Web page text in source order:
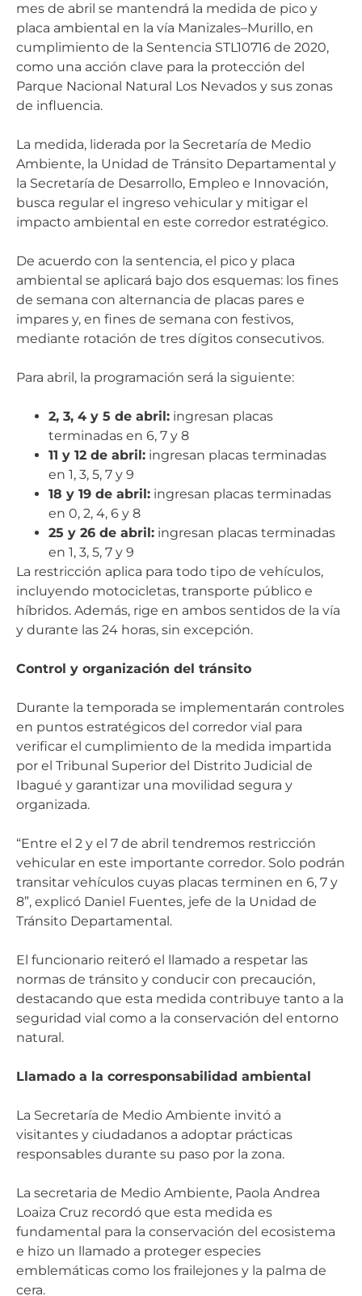
mes de abril se mantendrá la medida de pico y
placa ambiental en la vía Manizales–Murillo, en
cumplimiento de la Sentencia STL10716 de 2020,
como una acción clave para la protección del
Parque Nacional Natural Los Nevados y sus zonas
de influencia.
La medida, liderada por la Secretaría de Medio
Ambiente, la Unidad de Tránsito Departamental y
la Secretaría de Desarrollo, Empleo e Innovación,
busca regular el ingreso vehicular y mitigar el
impacto ambiental en este corredor estratégico.
De acuerdo con la sentencia, el pico y placa
ambiental se aplicará bajo dos esquemas: los fines
de semana con alternancia de placas pares e
impares y, en fines de semana con festivos,
mediante rotación de tres dígitos consecutivos.
Para abril, la programación será la siguiente:
2, 3, 4 y 5 de abril: ingresan placas
terminadas en 6, 7 y 8
11 y 12 de abril: ingresan placas terminadas
en 1, 3, 5, 7 y 9
18 y 19 de abril: ingresan placas terminadas
en 0, 2, 4, 6 y 8
25 y 26 de abril: ingresan placas terminadas
en 1, 3, 5, 7 y 9
La restricción aplica para todo tipo de vehículos,
incluyendo motocicletas, transporte público e
híbridos. Además, rige en ambos sentidos de la vía
y durante las 24 horas, sin excepción.
Control y organización del tránsito
Durante la temporada se implementarán controles
en puntos estratégicos del corredor vial para
verificar el cumplimiento de la medida impartida
por el Tribunal Superior del Distrito Judicial de
Ibagué y garantizar una movilidad segura y
organizada.
“Entre el 2 y el 7 de abril tendremos restricción
vehicular en este importante corredor. Solo podrán
transitar vehículos cuyas placas terminen en 6, 7 y
8”, explicó Daniel Fuentes, jefe de la Unidad de
Tránsito Departamental.
El funcionario reiteró el llamado a respetar las
normas de tránsito y conducir con precaución,
destacando que esta medida contribuye tanto a la
seguridad vial como a la conservación del entorno
natural.
Llamado a la corresponsabilidad ambiental
La Secretaría de Medio Ambiente invitó a
visitantes y ciudadanos a adoptar prácticas
responsables durante su paso por la zona.
La secretaria de Medio Ambiente, Paola Andrea
Loaiza Cruz recordó que esta medida es
fundamental para la conservación del ecosistema
e hizo un llamado a proteger especies
emblemáticas como los frailejones y la palma de
cera.